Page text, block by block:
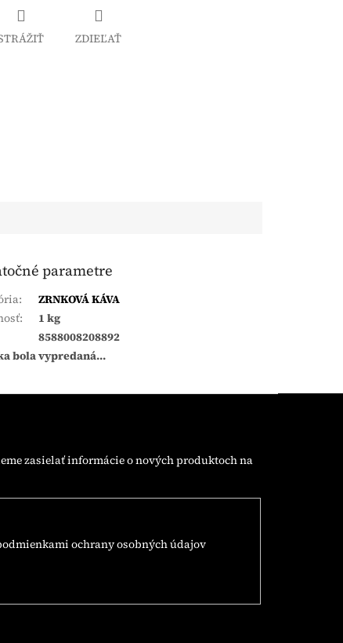
ZDIEĽAŤ
parametre
:
ZRNKOVÁ KÁVA
:
1 kg
8588008208892
bola vypredaná…
zasielať informácie o nových produktoch na
ochrany osobných údajov